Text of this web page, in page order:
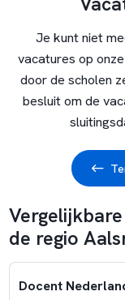
Je kunt niet
vacatures op
door de scholen
besluit om de
de regio
Docent